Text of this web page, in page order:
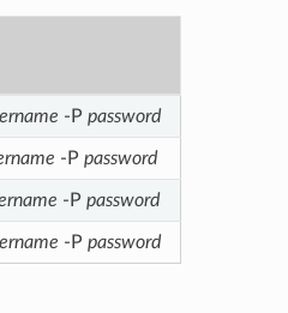
-P password
-P password
-P password
-P password